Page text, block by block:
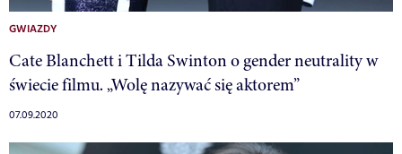
GWIAZDY
Cate Blanchett i Tilda Swinton o gender neutrality w
świecie filmu. „Wolę nazywać się aktorem”
07.09.2020